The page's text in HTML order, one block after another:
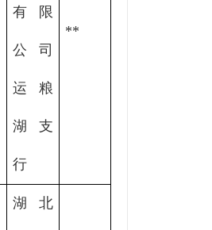
有限
公司
运粮
湖支
行
**
湖北